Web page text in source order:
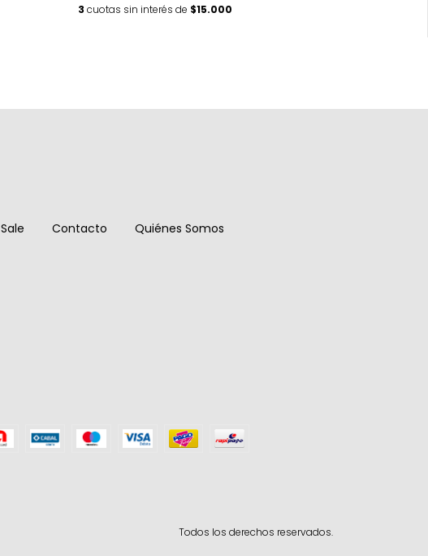
3 cuotas sin interés de $15.000
Sale Contacto Quiénes Somos
Todos los derechos reservados.